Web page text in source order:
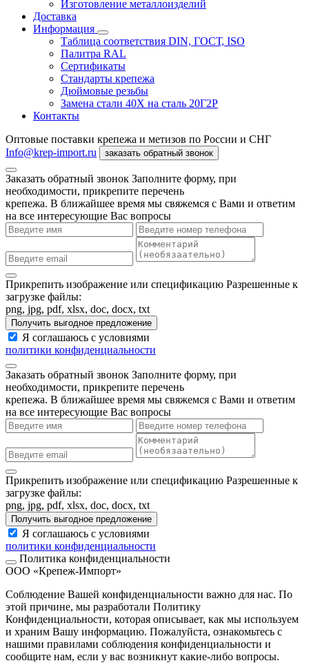
Изготовление металлоизделий
Доставка
Информация
Таблица соответствия DIN, ГОСТ, ISO
Палитра RAL
Сертификаты
Стандарты крепежа
Дюймовые резьбы
Замена стали 40Х на сталь 20Г2Р
Контакты
Оптовые поставки крепежа и метизов по России и СНГ
Info@krep-import.ru
заказать обратный звонок
Заказать обратный звонок Заполните форму, при
необходимости, прикрепите перечень
крепежа. В ближайшее время мы свяжемся с Вами и ответим
на все интересующие Вас вопросы
Прикрепить изображение или спецификацию Разрешенные к
загрузке файлы:
png, jpg, pdf, xlsx, doc, docx, txt
Получить выгодное предложение
Я соглашаюсь с условиями
политики конфиденциальности
Заказать обратный звонок Заполните форму, при
необходимости, прикрепите перечень
крепежа. В ближайшее время мы свяжемся с Вами и ответим
на все интересующие Вас вопросы
Прикрепить изображение или спецификацию Разрешенные к
загрузке файлы:
png, jpg, pdf, xlsx, doc, docx, txt
Получить выгодное предложение
Я соглашаюсь с условиями
политики конфиденциальности
Политика конфиденциальности
ООО «Крепеж-Импорт»
Соблюдение Вашей конфиденциальности важно для нас. По
этой причине, мы разработали Политику
Конфиденциальности, которая описывает, как мы используем
и храним Вашу информацию. Пожалуйста, ознакомьтесь с
нашими правилами соблюдения конфиденциальности и
сообщите нам, если у вас возникнут какие-либо вопросы.